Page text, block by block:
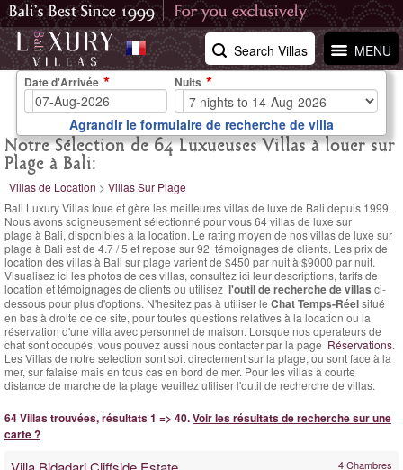
MENU
Search Villas
Notre Sélection de 64 Luxueuses Villas à louer sur
Plage à Bali:
Villas de Location > Villas Sur Plage
Bali Luxury Villas loue et gère les meilleures villas de luxe de Bali depuis 1999.
Nous avons soigneusement sélectionné pour vous 64 villas de luxe sur
plage à Bali, disponibles à la location. Le rating moyen de nos villas de luxe sur
plage à Bali est de 4.7/5 et repose sur92 témoignages de clients. Les prix de
location des villas à Bali sur plage varientde $450 par nuità $9000 par nuit.
Visualisez ici les photos de ces villas, consultez ici leur descriptions, tarifs de
location et témoignages de clients ou utilisez l'outil de recherche de villas ci-
dessous pour plus d'options. N'hesitez pas à utiliser le Chat Temps-Réelsitué
en bas à droite de ce site, pour toutes questions relatives à la location ou la
réservation d'une villa avec personnel de maison. Lorsque nos operateurs de
chat sont occupés, vous pouvez aussi nous contacter par la page Réservations.
Les Villas de notre selection sont soit directement sur la plage, ou sont face à la
mer, sur falaise mais en tous cas en bord de mer. Pour les villas à courte
distance de marche de la plage veuillez utiliser l'outil de recherche de villas.
64 Villas trouvées, résultats 1 => 40.Voir les résultats de recherche sur une
carte ?
4 Chambres
Date d'Arrivée Nuits
Agrandir le formulaire de recherche de villa